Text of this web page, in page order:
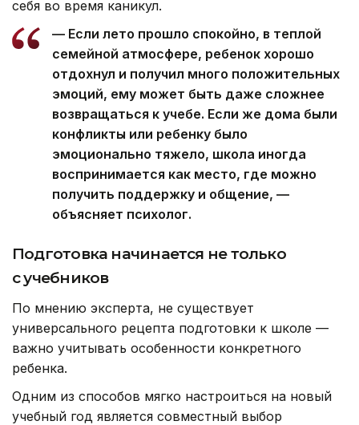
себя во время каникул.
— Если лето прошло спокойно, в теплой
семейной атмосфере, ребенок хорошо
отдохнул и получил много положительных
эмоций, ему может быть даже сложнее
возвращаться к учебе. Если же дома были
конфликты или ребенку было
эмоционально тяжело, школа иногда
воспринимается как место, где можно
получить поддержку и общение, —
объясняет психолог.
Подготовка начинается не только
с учебников
По мнению эксперта, не существует
универсального рецепта подготовки к школе —
важно учитывать особенности конкретного
ребенка.
Одним из способов мягко настроиться на новый
учебный год является совместный выбор